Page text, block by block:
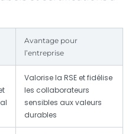
Avantage pour
l’entreprise
Valorise la RSE et fidélise
les collaborateurs
sensibles aux valeurs
durables